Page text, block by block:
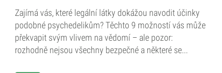
Zajímá vás, které legální látky dokážou navodit účinky
podobné psychedelikům? Těchto 9 možností vás může
překvapit svým vlivem na vědomí – ale pozor:
rozhodně nejsou všechny bezpečné a některé se...